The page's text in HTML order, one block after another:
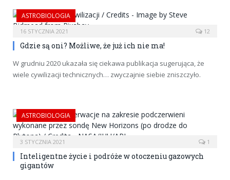
ASTROBIOLOGIA
16 STYCZNIA 2021 12
Gdzie są oni? Możliwe, że już ich nie ma!
W grudniu 2020 ukazała się ciekawa publikacja sugerująca, że
wiele cywilizacji technicznych… zwyczajnie siebie zniszczyło.
ASTROBIOLOGIA
3 STYCZNIA 2021 1
Inteligentne życie i podróże w otoczeniu gazowych
gigantów